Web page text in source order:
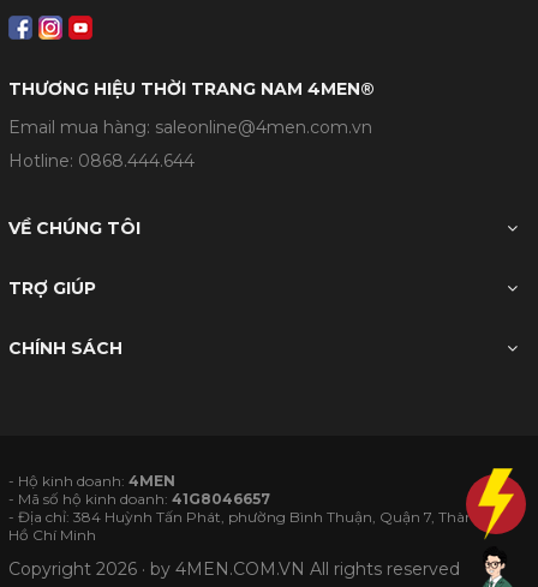
THƯƠNG HIỆU THỜI TRANG NAM 4MEN®
Email mua hàng: saleonline@4men.com.vn
Hotline: 0868.444.644
VỀ CHÚNG TÔI
TRỢ GIÚP
CHÍNH SÁCH
- Hộ kinh doanh:4MEN
- Mã số hộ kinh doanh:41G8046657
- Địa chỉ: 384 Huỳnh Tấn Phát, phường Bình Thuận, Quận 7, Thành phố
Hồ Chí Minh
Copyright 2026 · by4MEN.COM.VN All rights reserved